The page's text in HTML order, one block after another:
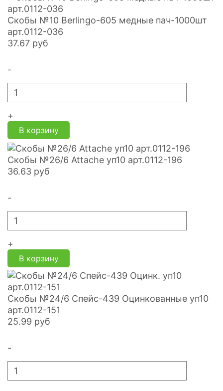
Скобы №10 Berlingo-605 медные пач-1000шт
арт.0112-036
37.67 руб
-
+
В корзину
Скобы №26/6 Attache уп10 арт.0112-196
36.63 руб
-
+
В корзину
Скобы №24/6 Спейс-439 Оцинкованные уп10
арт.0112-151
25.99 руб
-